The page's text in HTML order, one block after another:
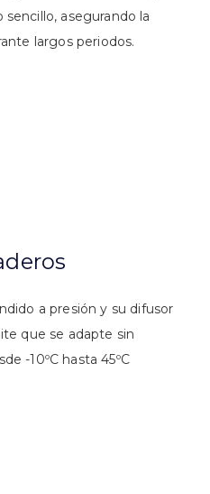
asegurando la
largos periodos.
a presión y su difusor
que se adapte sin
-10ºC hasta 45ºC